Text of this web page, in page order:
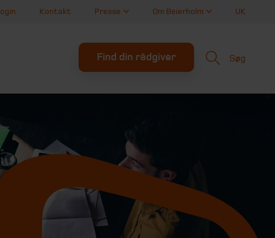
Kontakt Presse Om Beierholm UK
Find din rådgiver Søg